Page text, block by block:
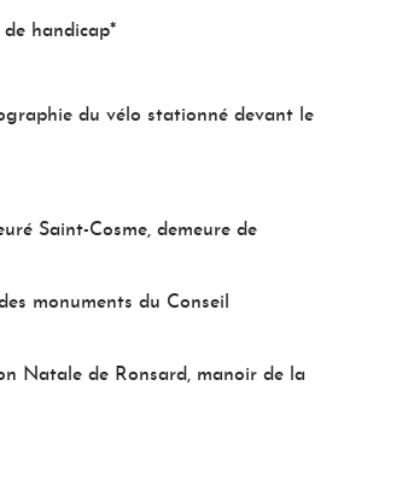
handicap*
du vélo stationné devant le
Saint-Cosme, demeure de
monuments du Conseil
Natale de Ronsard, manoir de la